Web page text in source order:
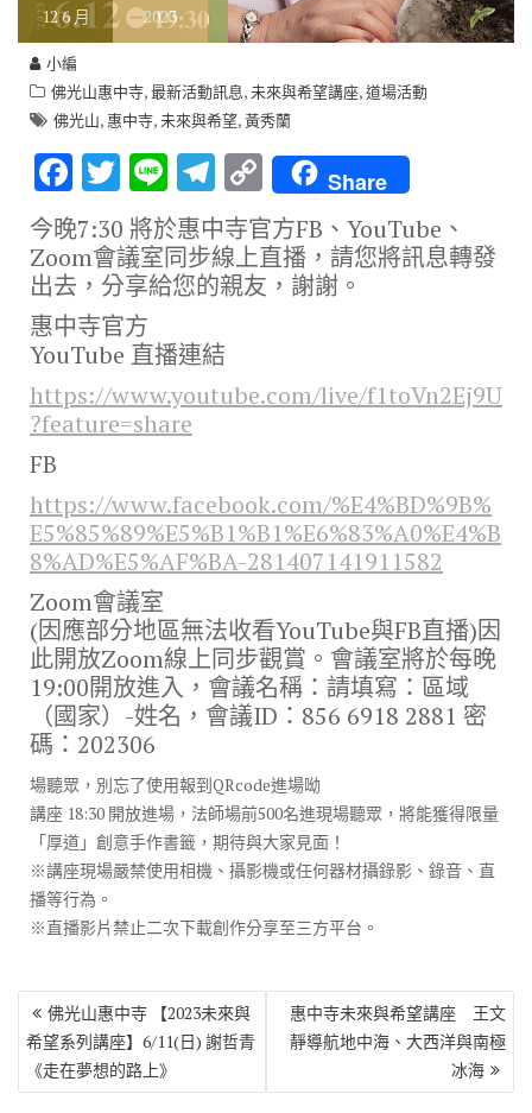
126 月 2023
小編
佛光山惠中寺,最新活動訊息,未來與希望講座,道場活動
佛光山, 惠中寺,未來與希望,黃秀蘭
F
ac
e
b
o
o
k
T
w
it
te
r
Li
n
e
T
el
e
gr
m
C
o
p
y
k
Share
今晚7:30 將於惠中寺官方FB、YouTube、
Zoom會議室同步線上直播，請您將訊息轉發
出去，分享給您的親友，謝謝。
惠中寺官方
YouTube 直播連結
https://www.youtube.com/live/f1toVn2Ej9U
?feature=share
FB
https://www.facebook.com/%E4%BD%9B%
E5%85%89%E5%B1%B1%E6%83%A0%E4%B
8%AD%E5%AF%BA-281407141911582
Zoom會議室
(因應部分地區無法收看YouTube與FB直播)因
此開放Zoom線上同步觀賞。會議室將於每晚
19:00開放進入，會議名稱：請填寫：區域
（國家）-姓名，會議ID：856 6918 2881 密
碼：202306
場聽眾，別忘了使用報到QRcode進場呦
講座 18:30 開放進場，法師場前500名進現場聽眾，將能獲得限量
「厚道」創意手作書籤，期待與大家見面！
※講座現場嚴禁使用相機、攝影機或任何器材攝錄影、錄音、直
播等行為。
※直播影片禁止二次下載創作分享至三方平台。
文
章
導
覽
佛光山惠中寺 【2023未來與
希望系列講座】6/11(日) 謝哲青
《走在夢想的路上》
惠中寺未來與希望講座 王文
靜導航地中海、大西洋與南極
冰海